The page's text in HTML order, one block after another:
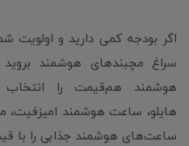
اگر بودجه کمی دارید و اولویت
سراغ مچبندهای هوشمند
هوشمند هم‌قیمت را انتخاب
هایلو، ساعت هوشمند امیزفیت،
ساعت‌های هوشمند جذابی را با